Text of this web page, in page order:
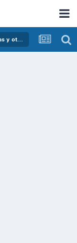
Concentraciones Nacionales, Quedadas, rodadas y otras crónicas del asfalto